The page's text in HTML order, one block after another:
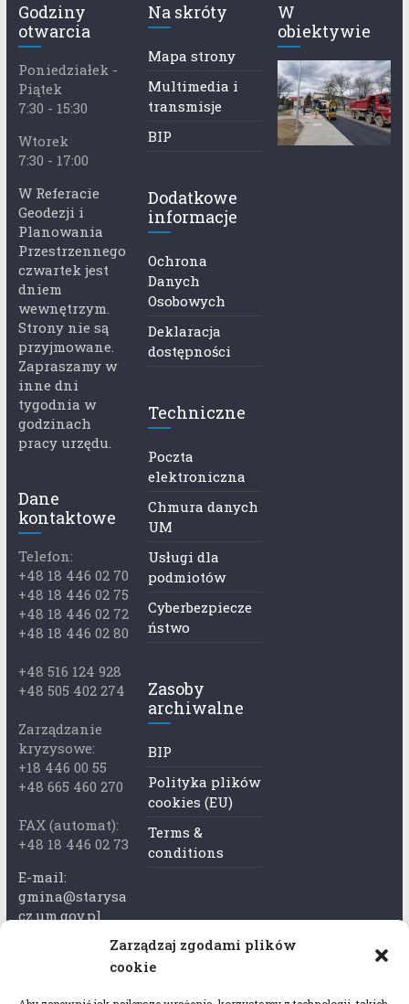
Zarządzaj zgodami plików
cookie
Godziny
otwarcia
Poniedziałek -
Piątek
7:30 - 15:30
Wtorek
7:30 - 17:00
W Referacie
Geodezji i
Planowania
Przestrzennego
czwartek jest
dniem
wewnętrzym.
Strony nie są
przyjmowane.
Zapraszamy w
inne dni
tygodnia w
godzinach
pracy urzędu.
Dane
kontaktowe
Telefon:
+48 18 446 02 70
+48 18 446 02 75
+48 18 446 02 72
+48 18 446 02 80
+48 516 124 928
+48 505 402 274
Zarządzanie
kryzysowe:
+18 446 00 55
+48 665 460 270
FAX (automat):
+48 18 446 02 73
E-mail:
gmina@starysa
cz.um.gov.pl
Adres skrzynki
Na skróty
Mapa strony
Multimedia i
transmisje
BIP
Dodatkowe
informacje
Ochrona
Danych
Osobowych
Deklaracja
dostępności
Techniczne
Poczta
elektroniczna
Chmura danych
UM
Usługi dla
podmiotów
Cyberbezpiecze
ństwo
Zasoby
archiwalne
BIP
Polityka plików
cookies (EU)
Terms &
conditions
W
obiektywie